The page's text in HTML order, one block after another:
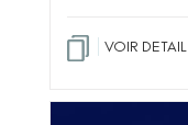
VOIR DETAIL